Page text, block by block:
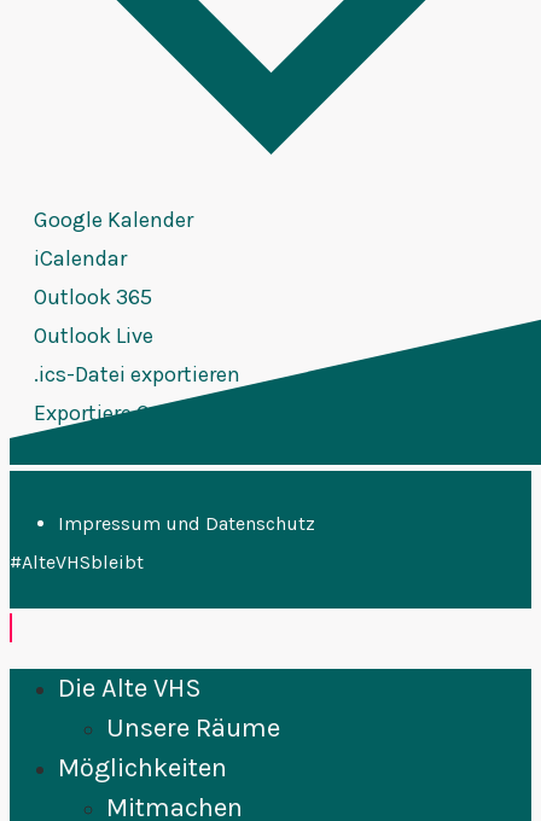
Google Kalender
iCalendar
Outlook 365
Outlook Live
.ics-Datei exportieren
Exportiere Outlook .ics Datei
Impressum und Datenschutz
#AlteVHSbleibt
Die Alte VHS
Unsere Räume
Möglichkeiten
Mitmachen